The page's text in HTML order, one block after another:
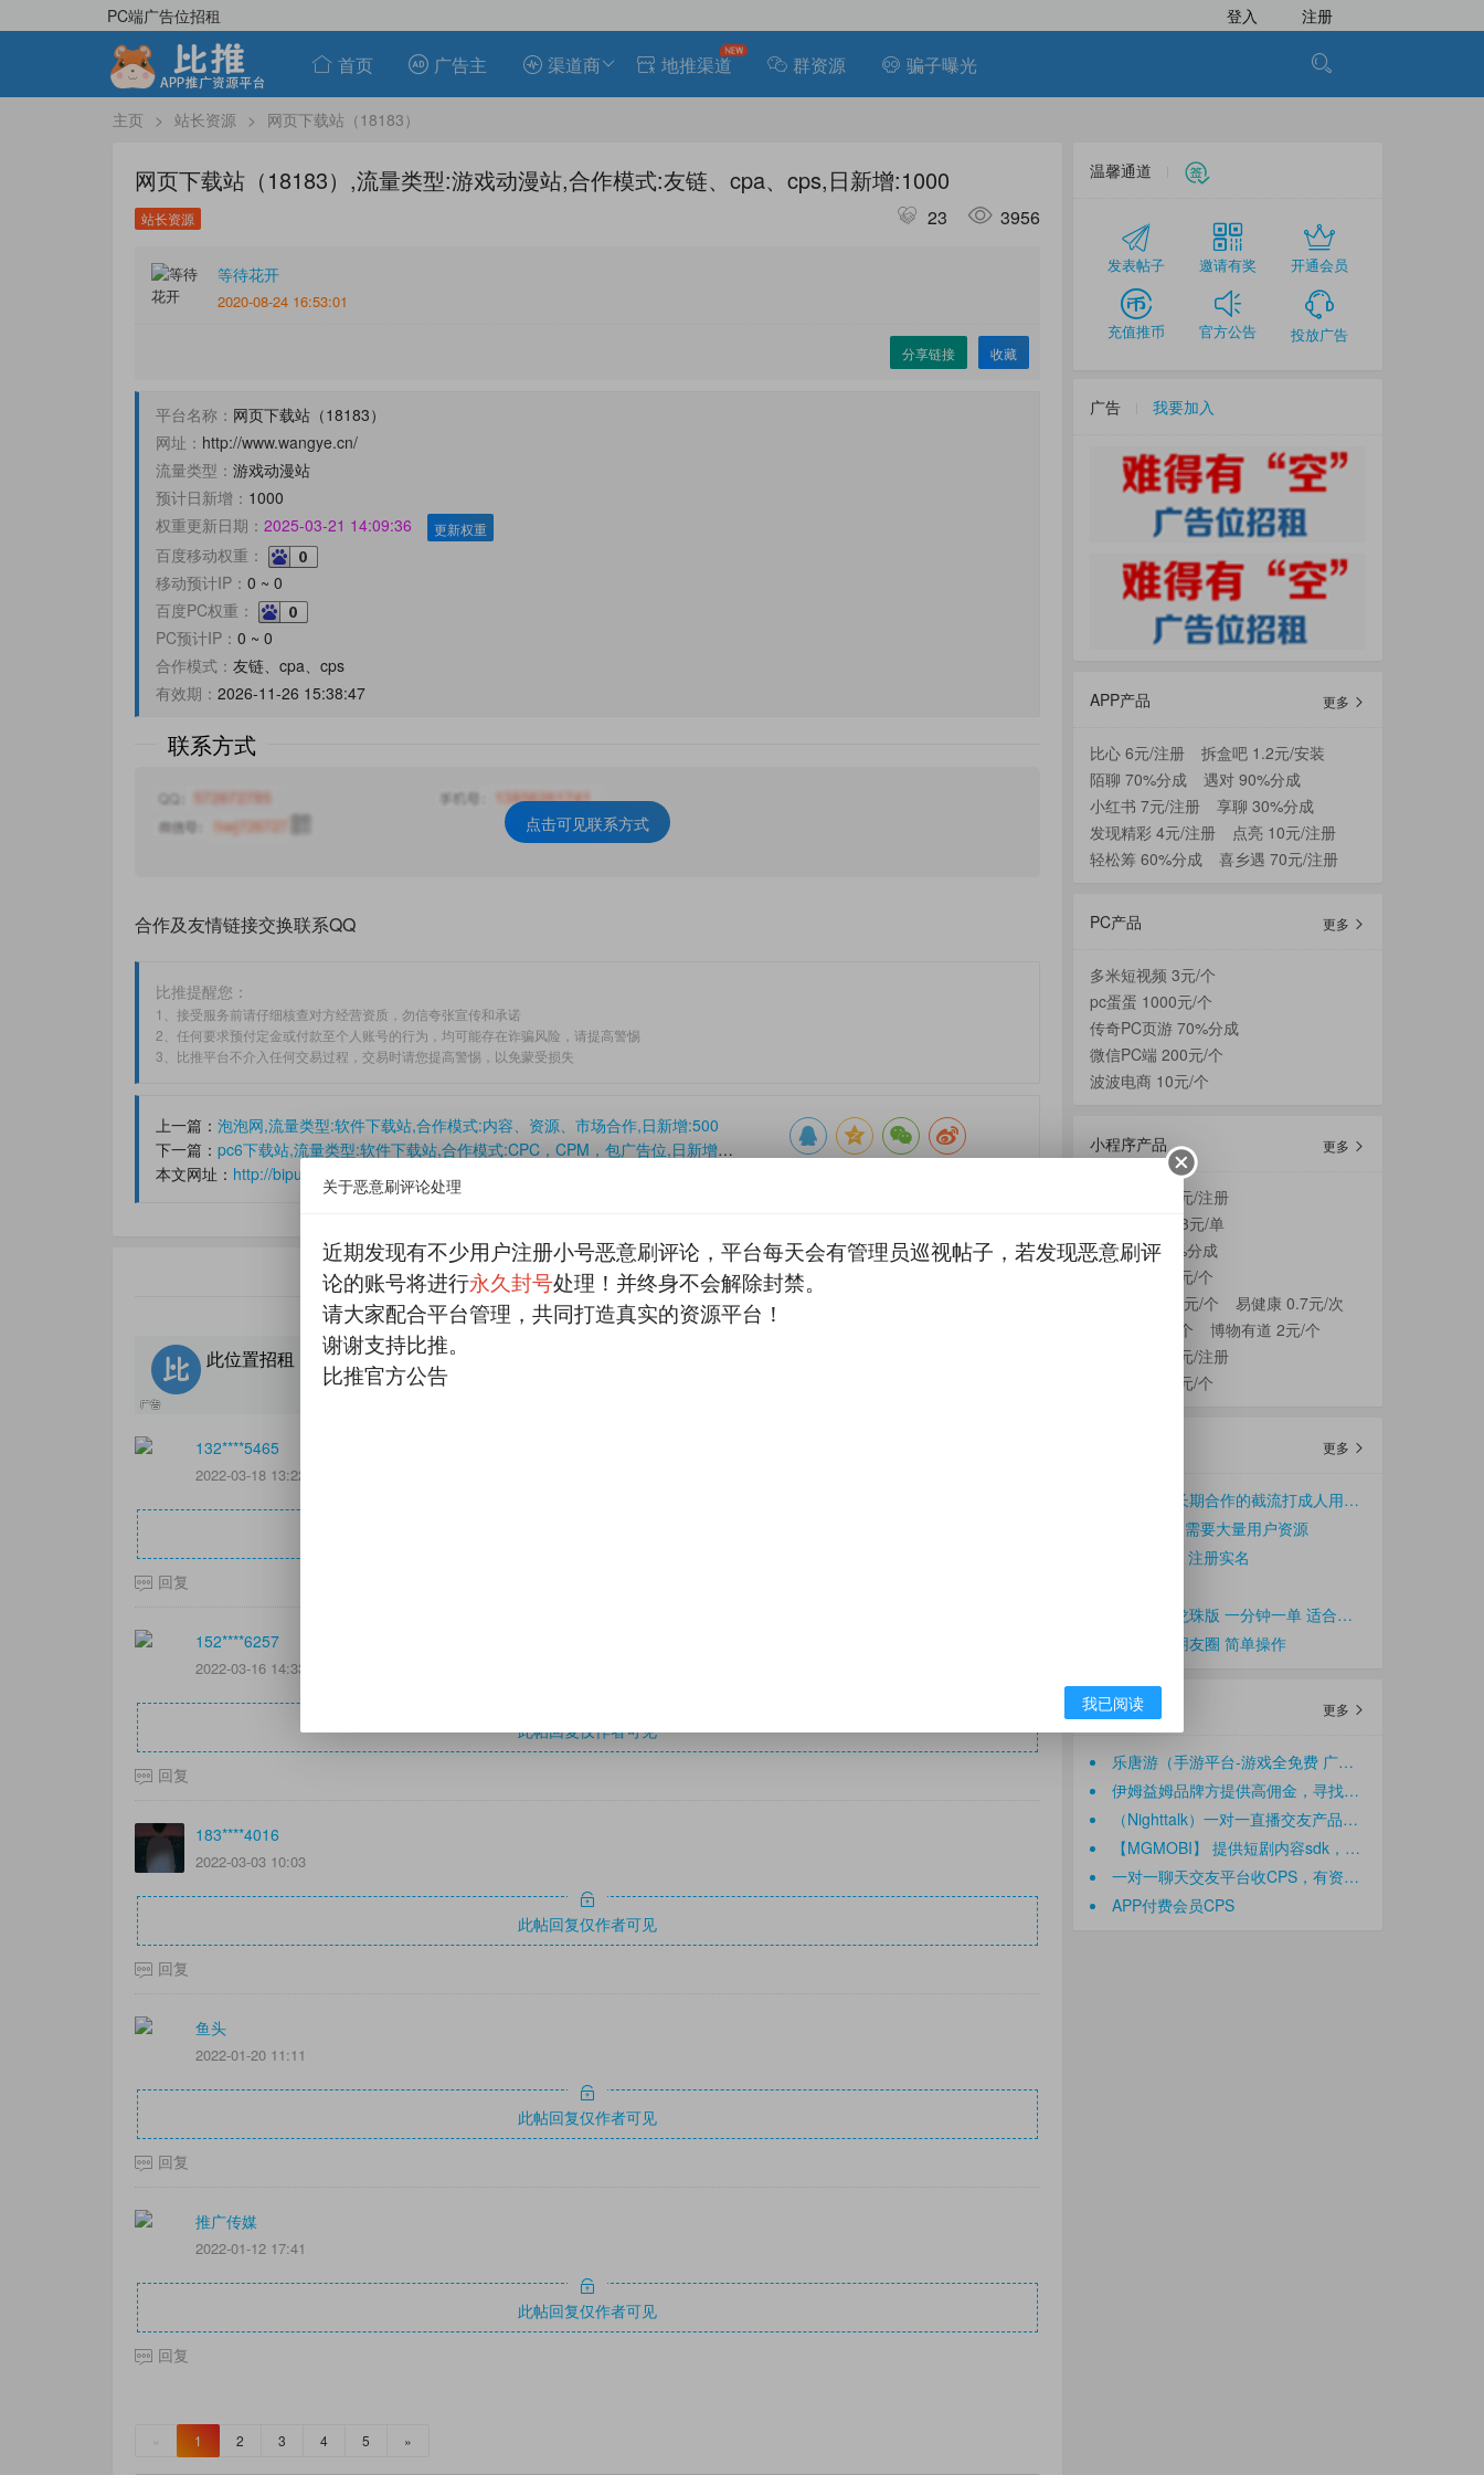
PC端广告位招租 登入 注册
首页 广告主 渠道商 地推渠道 群资源 骗子曝光
主页 > 站长资源 > 网页下载站（18183）
网页下载站（18183）,流量类型:游戏动漫站,合作模式:友链、cpa、cps,日新增:1000
站长资源 23 3956
等待花开
2020-08-24 16:53:01
分享链接 收藏
平台名称： 网页下载站（18183）
网址： http://www.wangye.cn/
流量类型： 游戏动漫站
预计日新增： 1000
权重更新日期： 2025-03-21 14:09:36 更新权重
百度移动权重：
移动预计IP： 0 ~ 0
百度PC权重：
PC预计IP： 0 ~ 0
合作模式： 友链、cpa、cps
有效期： 2026-11-26 15:38:47
联系方式
点击可见联系方式
合作及友情链接交换联系QQ
比推提醒您：
1、接受服务前请仔细核查对方经营资质，勿信夸张宣传和承诺
2、任何要求预付定金或付款至个人账号的行为，均可能存在诈骗风险，请提高警惕
3、比推平台不介入任何交易过程，交易时请您提高警惕，以免蒙受损失
上一篇： 泡泡网,流量类型:软件下载站,合作模式:内容、资源、市场合作,日新增:500
下一篇： pc6下载站,流量类型:软件下载站,合作模式:CPC，CPM，包广告位,日新增:500
本文网址： http://bipush.cn/details/841.html
回帖
此位置招租，可在线按天自助购买
132****5465
2022-03-18 13:22
回复
152****6257
2022-03-16 14:33
此帖回复仅作者可见
回复
183****4016
2022-03-03 10:03
此帖回复仅作者可见
回复
鱼头
2022-01-20 11:11
此帖回复仅作者可见
回复
推广传媒
2022-01-12 17:41
此帖回复仅作者可见
回复
1 2 3 4 5 »
温馨通道
发表帖子 邀请有奖 开通会员
充值推币 官方公告 投放广告
广告 我要加入
APP产品 更多
比心 6元/注册
拆盒吧 1.2元/安装
陌聊 70%分成
遇对 90%分成
小红书 7元/注册
享聊 30%分成
发现精彩 4元/注册
点亮 10元/注册
轻松筹 60%分成
喜乡遇 70元/注册
PC产品 更多
多米短视频 3元/个
pc蛋蛋 1000元/个
传奇PC页游 70%分成
微信PC端 200元/个
波波电商 10元/个
小程序产品 更多
葫芦盟客 2.8元/注册
滴答顺风车 13元/单
星愿盲盒 50%分成
海澜之家 1.2元/个
B站魔力赏 23元/个
易健康 0.7元/次
金钟罩 15元/个
博物有道 2元/个
万顺叫车 1.1元/注册
云屏享购 1.5元/个
更多
寻稳定可长期合作的截流打成人用品开店创业粉团队！我们是一手后端，需求量大。
短剧app，需要大量用户资源
发现APP，注册实名
龙湖天街龙珠版 一分钟一单 适合小白新手网推
微信发布朋友圈 简单操作
CPS广告列表 更多
乐唐游（手游平台-游戏全免费 广告盈利）诚招代理/创业伙伴 提供广告分成
伊姆益姆品牌方提供高佣金，寻找企业福利、私域商城、社群分销、达人直播带货
（Nighttalk）一对一直播交友产品，真人高颜值美女1对1直播app
【MGMOBI】 提供短剧内容sdk，专属短剧板块，用户充值+广告解锁变现，寻APP开发者合作
一对一聊天交友平台收CPS，有资源有渠道的来
APP付费会员CPS
关于恶意刷评论处理
近期发现有不少用户注册小号恶意刷评论，平台每天会有管理员巡视帖子，若发现恶意刷评
论的账号将进行永久封号处理！并终身不会解除封禁。
请大家配合平台管理，共同打造真实的资源平台！
谢谢支持比推。
比推官方公告
我已阅读